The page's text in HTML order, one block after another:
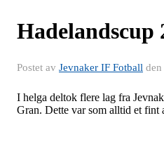
Hadelandscup
Postet av Jevnaker IF Fotball den
I helga deltok flere lag fra
Gran. Dette var som alltid et fint